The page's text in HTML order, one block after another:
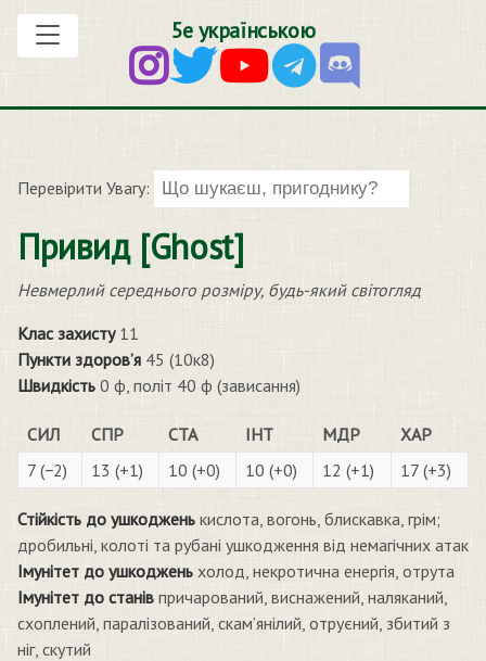
5е українською
Перевірити Увагу:
Привид [Ghost]
Невмерлий середнього розміру, будь-який світогляд
Клас захисту11
Пункти здоров’я 45 (10к8)
Швидкість 0 ф, політ 40 ф (зависання)
СИЛ СПР СТА ІНТ МДР
ХАР
7 (−2)
13 (+1) 10 (+0) 10 (+0) 12 (+1) 17 (+3)
Стійкість до ушкоджень кислота, вогонь, блискавка, грім;
дробильні, колоті та рубані ушкодження від немагічних атак
Імунітет до ушкоджень холод, некротична енергія, отрута
Імунітет до станів причарований, виснажений, наляканий,
схоплений, паралізований, скам’янілий, отруєний, збитий з
ніг, скутий